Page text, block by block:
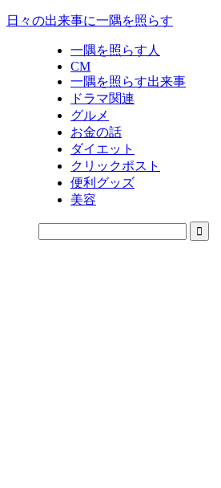
日々の出来事に一隅を照らす
一隅を照らす人
CM
一隅を照らす出来事
ドラマ関連
グルメ
お金の話
ダイエット
クリックポスト
便利グッズ
美容